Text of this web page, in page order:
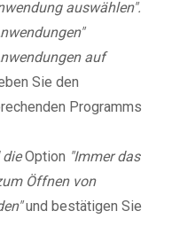
auswählen".
auf
Sie den
Programms
Option "Immer das
Öffnen von
und bestätigen Sie